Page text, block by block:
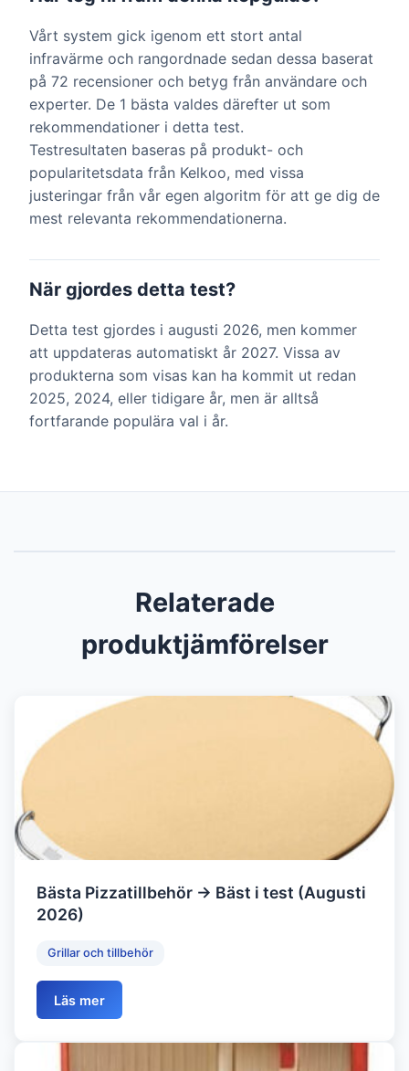
Vårt system gick igenom ett stort antal
infravärme och rangordnade sedan dessa baserat
på 72 recensioner och betyg från användare och
experter. De 1 bästa valdes därefter ut som
rekommendationer i detta test.
Testresultaten baseras på produkt- och
popularitetsdata från Kelkoo, med vissa
justeringar från vår egen algoritm för att ge dig de
mest relevanta rekommendationerna.
När gjordes detta test?
Detta test gjordes i augusti 2026, men kommer
att uppdateras automatiskt år 2027. Vissa av
produkterna som visas kan ha kommit ut redan
2025, 2024, eller tidigare år, men är alltså
fortfarande populära val i år.
Relaterade
produktjämförelser
Bästa Pizzatillbehör → Bäst i test (Augusti
2026)
Grillar och tillbehör
Läs mer